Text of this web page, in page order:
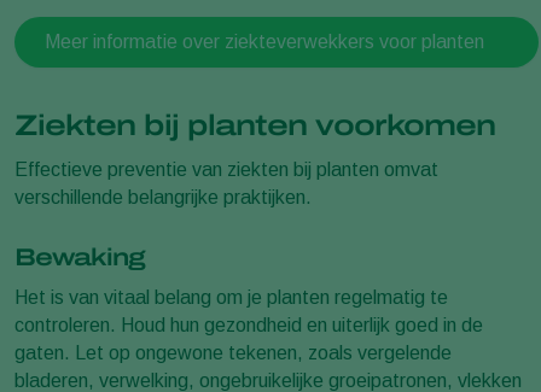
Meer informatie over ziekteverwekkers voor planten
Ziekten bij planten voorkomen
Effectieve preventie van ziekten bij planten omvat
verschillende belangrijke praktijken.
Bewaking
Het is van vitaal belang om je planten regelmatig te
controleren. Houd hun gezondheid en uiterlijk goed in de
gaten. Let op ongewone tekenen, zoals vergelende
bladeren, verwelking, ongebruikelijke groeipatronen, vlekken